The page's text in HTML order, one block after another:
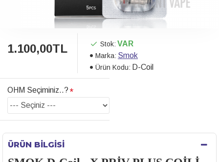
1.100,00TL Stok: VAR
Marka: Smok
Ürün Kodu: D-Coil
OHM Seçiminiz..?
ÜRÜN BILGISI